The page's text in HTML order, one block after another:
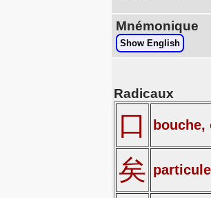
Mnémonique
Show English
Radicaux
口
矣